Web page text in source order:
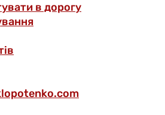
в дорогу